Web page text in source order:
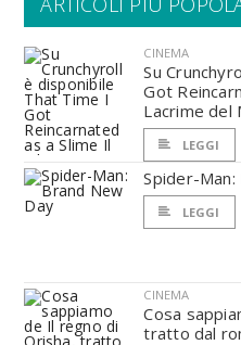
CINEMA
Su
Got
Lacrime del
LEGGI
Spider-
LEGGI
CINEMA
Cosa
tratto dal